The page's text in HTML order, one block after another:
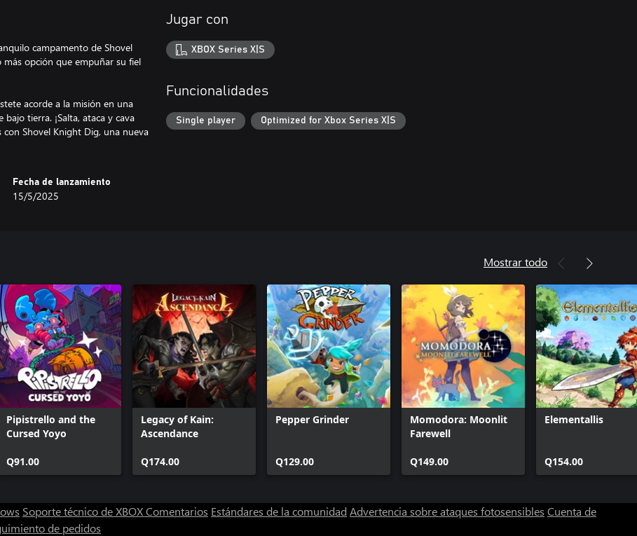
campamento de Shovel
opción que empuñar su fiel
acorde a la misión en una
tierra. ¡Salta, ataca y cava
Shovel Knight Dig, una nueva
Fecha de lanzamiento
15/5/2025
Jugar con
XBOX Series X|S
Funcionalidades
Single player Optimized for Xbox Series X|S
Mostrar todo
Pipistrello and the
Cursed Yoyo
Q91.00
Legacy of Kain:
Ascendance
Q174.00
Pepper Grinder
Q129.00
Momodora: Moonlit
Farewell
Q149.00
Elementallis
Q154.00
Soporte técnico de XBOXComentarios Estándares de la comunidad Advertencia sobre ataques fotosensibles Cuenta de
de pedidos